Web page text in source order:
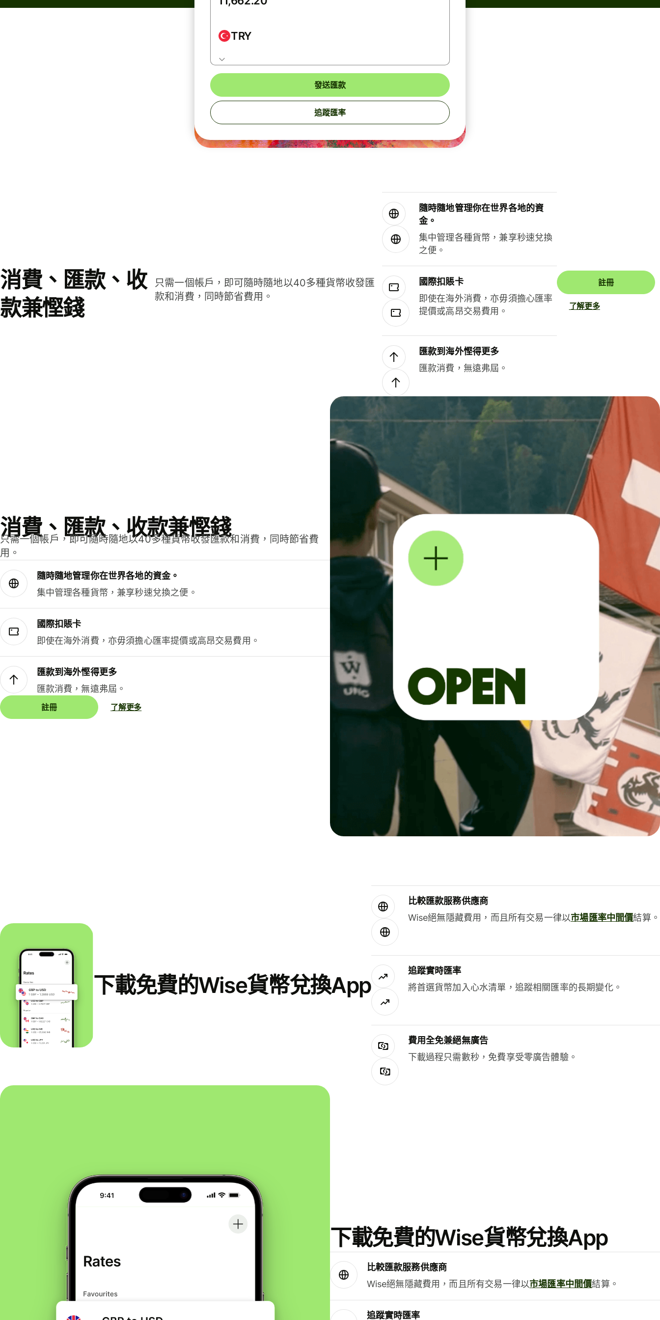
TRY
發送匯款
追蹤匯率
消費、匯款、收
款兼慳錢
只需一個帳戶，即可隨時隨地以40多種貨幣收發匯
款和消費，同時節省費用。
隨時隨地管理你在世界各地的資
金。
集中管理各種貨幣，兼享秒速兌換
之便。
國際扣賬卡
即使在海外消費，亦毋須擔心匯率
提價或高昂交易費用。
匯款到海外慳得更多
匯款消費，無遠弗屆。
註冊
了解更多
消費、匯款、收款兼慳錢
只需一個帳戶，即可隨時隨地以40多種貨幣收發匯款和消費，同時節省費
用。
隨時隨地管理你在世界各地的資金。
集中管理各種貨幣，兼享秒速兌換之便。
國際扣賬卡
即使在海外消費，亦毋須擔心匯率提價或高昂交易費用。
匯款到海外慳得更多
匯款消費，無遠弗屆。
註冊 了解更多
下載免費的Wise貨幣兌換App
比較匯款服務供應商
Wise絕無隱藏費用，而且所有交易一律以市場匯率中間價結算。
追蹤實時匯率
將首選貨幣加入心水清單，追蹤相關匯率的長期變化。
費用全免兼絕無廣告
下載過程只需數秒，免費享受零廣告體驗。
下載免費的Wise貨幣兌換App
比較匯款服務供應商
Wise絕無隱藏費用，而且所有交易一律以市場匯率中間價結算。
追蹤實時匯率